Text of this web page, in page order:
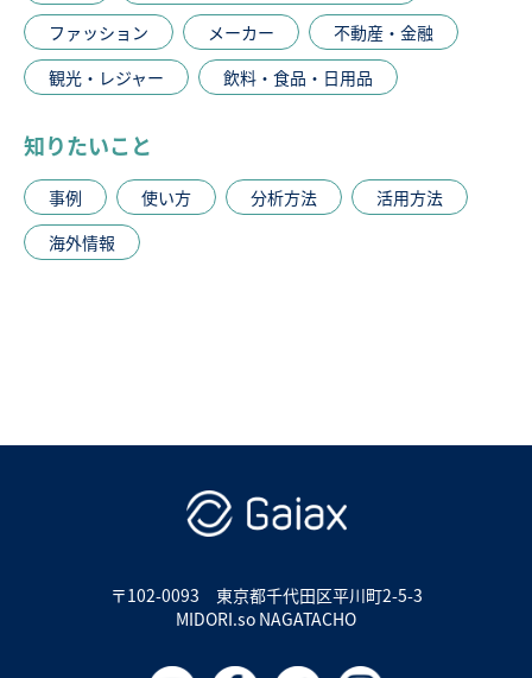
ファッション
メーカー
不動産・金融
観光・レジャー
飲料・食品・日用品
知りたいこと
事例 使い方 分析方法
活用方法
海外情報
〒102-0093 東京都千代田区平川町2-5-3
MIDORI.so NAGATACHO